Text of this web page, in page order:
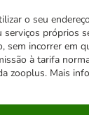
o seu
próprios
sem incorrer em
à tarifa
zooplus. Mais